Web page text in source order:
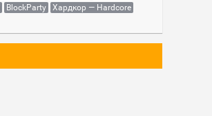
BlockParty
Хардкор — Hardcore